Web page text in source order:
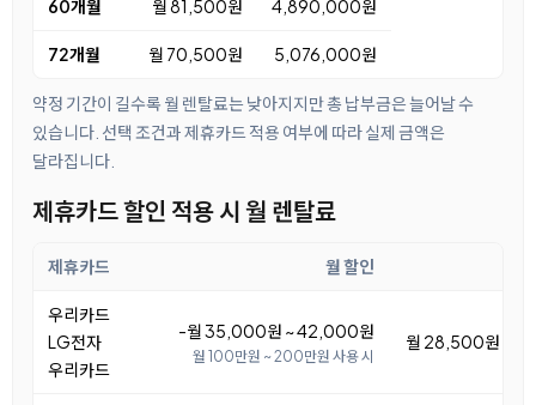
60개월 월 81,500원 4,890,000원
72개월 월 70,500원 5,076,000원
약정 기간이 길수록 월 렌탈료는 낮아지지만 총 납부금은 늘어날 수
있습니다. 선택 조건과 제휴카드 적용 여부에 따라 실제 금액은
달라집니다.
제휴카드 할인 적용 시 월 렌탈료
제휴카드 월 할인
우리카드
LG전자
우리카드
-월 35,000원 ~ 42,000원
월 100만원 ~ 200만원 사용 시
월 28,500원 ~